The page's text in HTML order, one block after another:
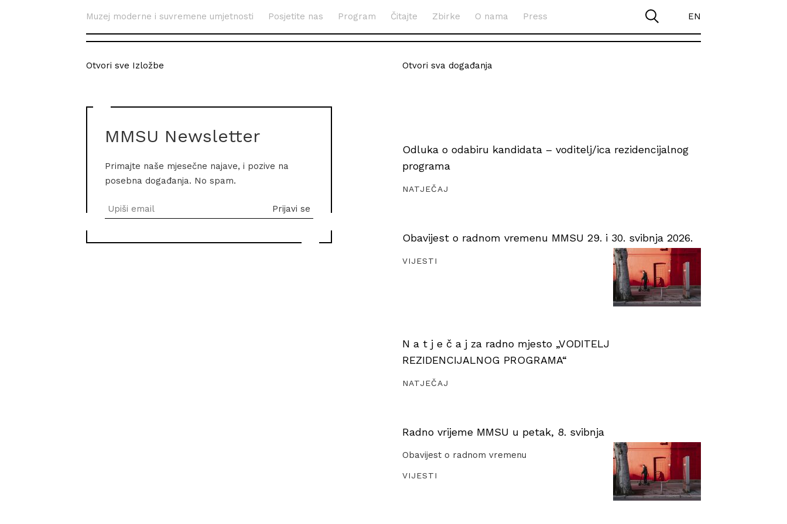
Muzej moderne i suvremene umjetnosti Posjetite nas Program Čitajte Zbirke O nama Press EN
Otvori sve Izložbe
MMSU Newsletter
Primajte naše mjesečne najave, i pozive na
posebna događanja. No spam.
Otvori sva događanja
Odluka o odabiru kandidata – voditelj/ica rezidencijalnog
programa
NATJEČAJ
Obavijest o radnom vremenu MMSU 29. i 30. svibnja 2026.
VIJESTI
N a t j e č a j za radno mjesto „VODITELJ
REZIDENCIJALNOG PROGRAMA“
NATJEČAJ
Radno vrijeme MMSU u petak, 8. svibnja
Obavijest o radnom vremenu
VIJESTI